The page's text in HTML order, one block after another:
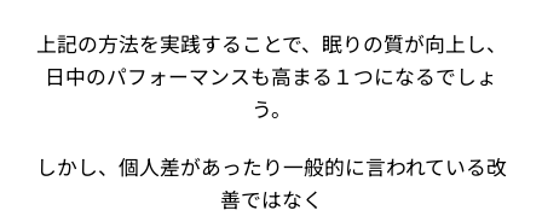
上記の方法を実践することで、眠りの質が向上し、
日中のパフォーマンスも高まる１つになるでしょ
う。
しかし、個人差があったり一般的に言われている改
善ではなく